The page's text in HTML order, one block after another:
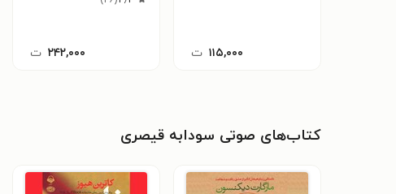
۱۱۵,۰۰۰ ت ۲۴۲,۰۰۰ ت
کتاب‌های صوتی سودابه قیصری